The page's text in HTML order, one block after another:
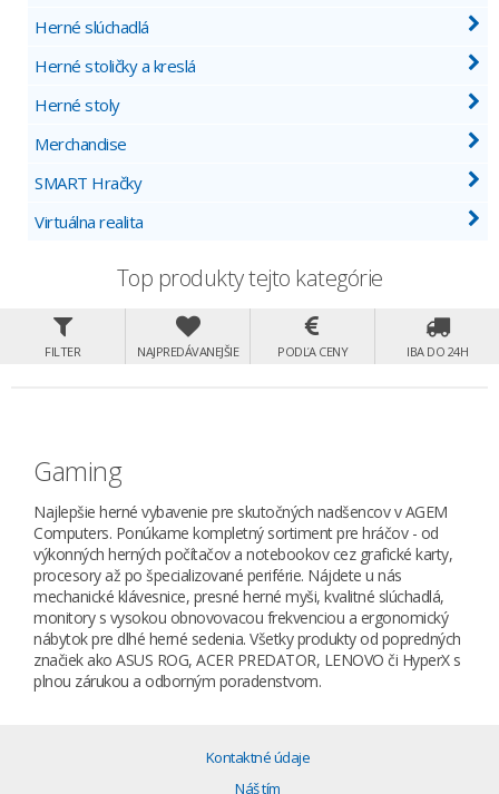
Herné slúchadlá
Herné stoličky a kreslá
Herné stoly
Merchandise
SMART Hračky
Virtuálna realita
Top produkty tejto kategórie
FILTER NAJPREDÁVANEJŠIE PODĽA CENY IBA DO 24H
Gaming
Najlepšie herné vybavenie pre skutočných nadšencov v AGEM
Computers. Ponúkame kompletný sortiment pre hráčov - od
výkonných herných počítačov a notebookov cez grafické karty,
procesory až po špecializované periférie. Nájdete u nás
mechanické klávesnice, presné herné myši, kvalitné slúchadlá,
monitory s vysokou obnovovacou frekvenciou a ergonomický
nábytok pre dlhé herné sedenia. Všetky produkty od popredných
značiek ako ASUS ROG, ACER PREDATOR, LENOVO či HyperX s
plnou zárukou a odborným poradenstvom.
Kontaktné údaje
Náš tím